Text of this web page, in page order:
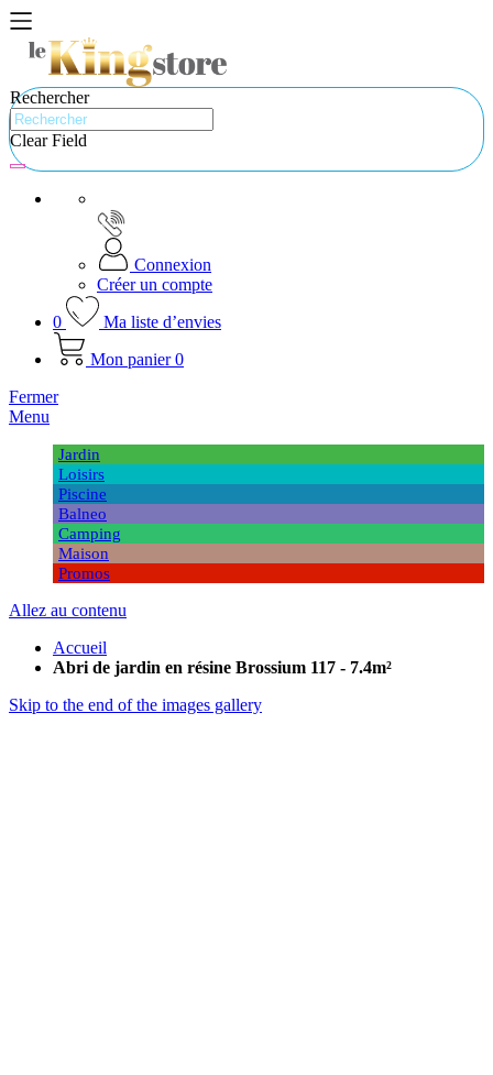
Rechercher
Clear Field
Connexion
Créer un compte
0
Ma liste d’envies
Mon panier 0
Fermer
Menu
Jardin
Loisirs
Piscine
Balneo
Camping
Maison
Promos
Allez au contenu
Accueil
Abri de jardin en résine Brossium 117 - 7.4m²
Skip to the end of the images gallery